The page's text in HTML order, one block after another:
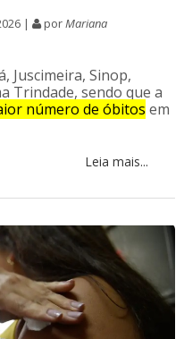
| porMariana
Juscimeira, Sinop,
Trindade, sendo que a
número de óbitos em
Leia mais...